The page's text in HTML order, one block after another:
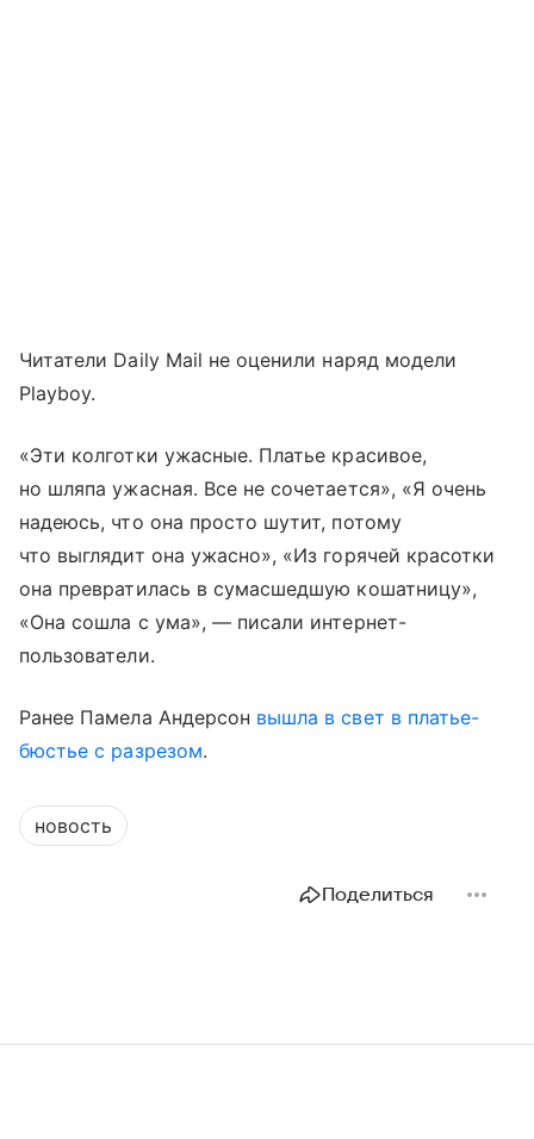
Читатели Daily Mail не оценили наряд модели
Playboy.
«Эти колготки ужасные. Платье красивое,
но шляпа ужасная. Все не сочетается», «Я очень
надеюсь, что она просто шутит, потому
что выглядит она ужасно», «Из горячей красотки
она превратилась в сумасшедшую кошатницу»,
«Она сошла с ума», — писали интернет-
пользователи.
Ранее Памела Андерсон вышла в свет в платье-
бюстье с разрезом.
новость
Поделиться